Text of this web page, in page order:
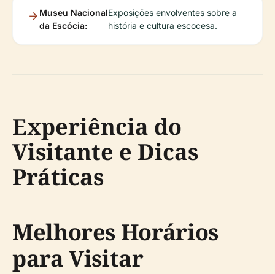
Museu Nacional
da Escócia:
Exposições envolventes sobre a
história e cultura escocesa.
Experiência do
Visitante e Dicas
Práticas
Melhores Horários
para Visitar